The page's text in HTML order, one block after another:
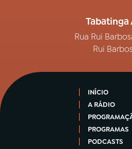
Tabatinga
Rua Rui
Rui
INÍCIO
A RÁDIO
PROGRAMAS
PODCASTS